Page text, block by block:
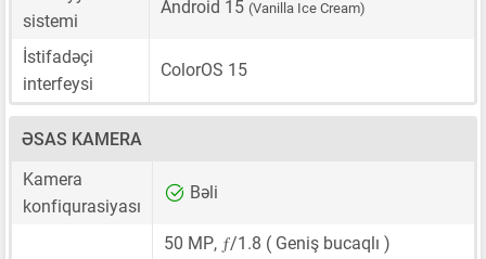
sistemi
Android 15 (Vanilla Ice Cream)
İstifadəçi
interfeysi
ColorOS 15
ƏSAS KAMERA
Kamera
konfiqurasiyası
Bəli
50 MP, ƒ/1.8 ( Geniş bucaqlı )